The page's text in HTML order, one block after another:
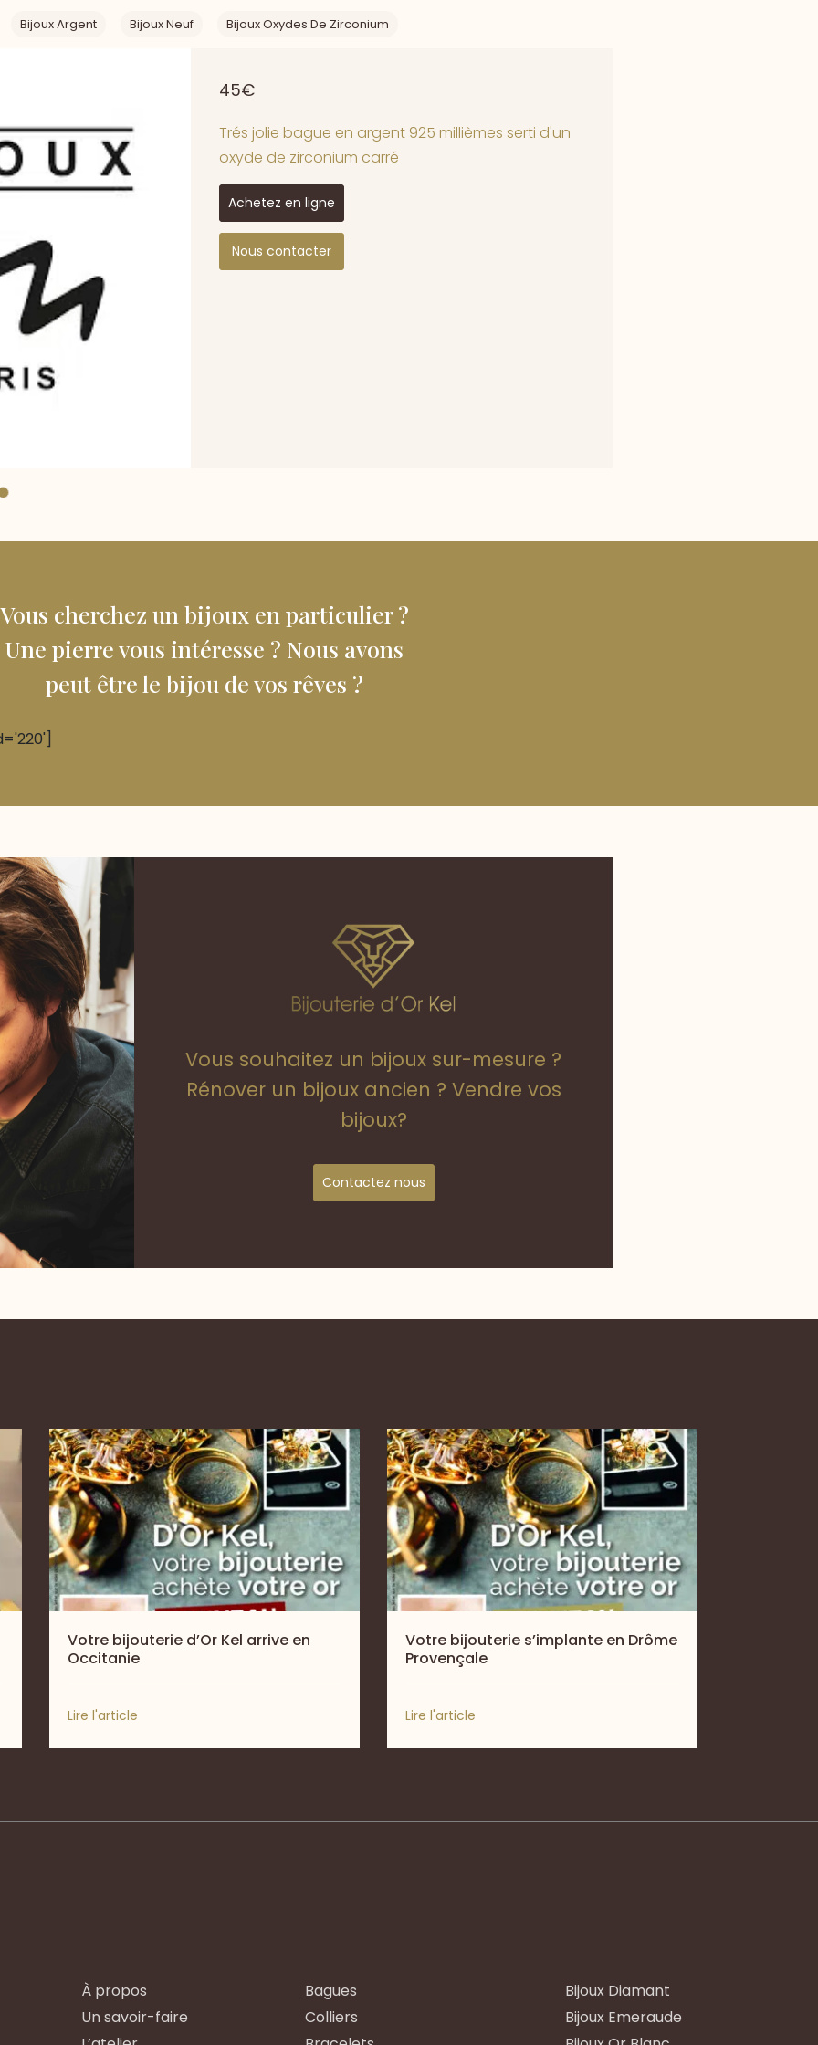
Bijoux Argent Bijoux Neuf Bijoux Oxydes De Zirconium
45€
Trés jolie bague en argent 925 millièmes serti d'un
oxyde de zirconium carré
Achetez en ligne
Nous contacter
Vous cherchez un bijoux en particulier ?
Une pierre vous intéresse ? Nous avons
peut être le bijou de vos rêves ?
Vous souhaitez un bijoux sur-mesure ?
Rénover un bijoux ancien ? Vendre vos
bijoux?
Contactez nous
Votre bijouterie d’Or Kel arrive en
Occitanie
Lire l'article
Votre bijouterie s’implante en Drôme
Provençale
Lire l'article
À propos
Un savoir-faire
Bagues
Colliers
Bijoux Diamant
Bijoux Emeraude